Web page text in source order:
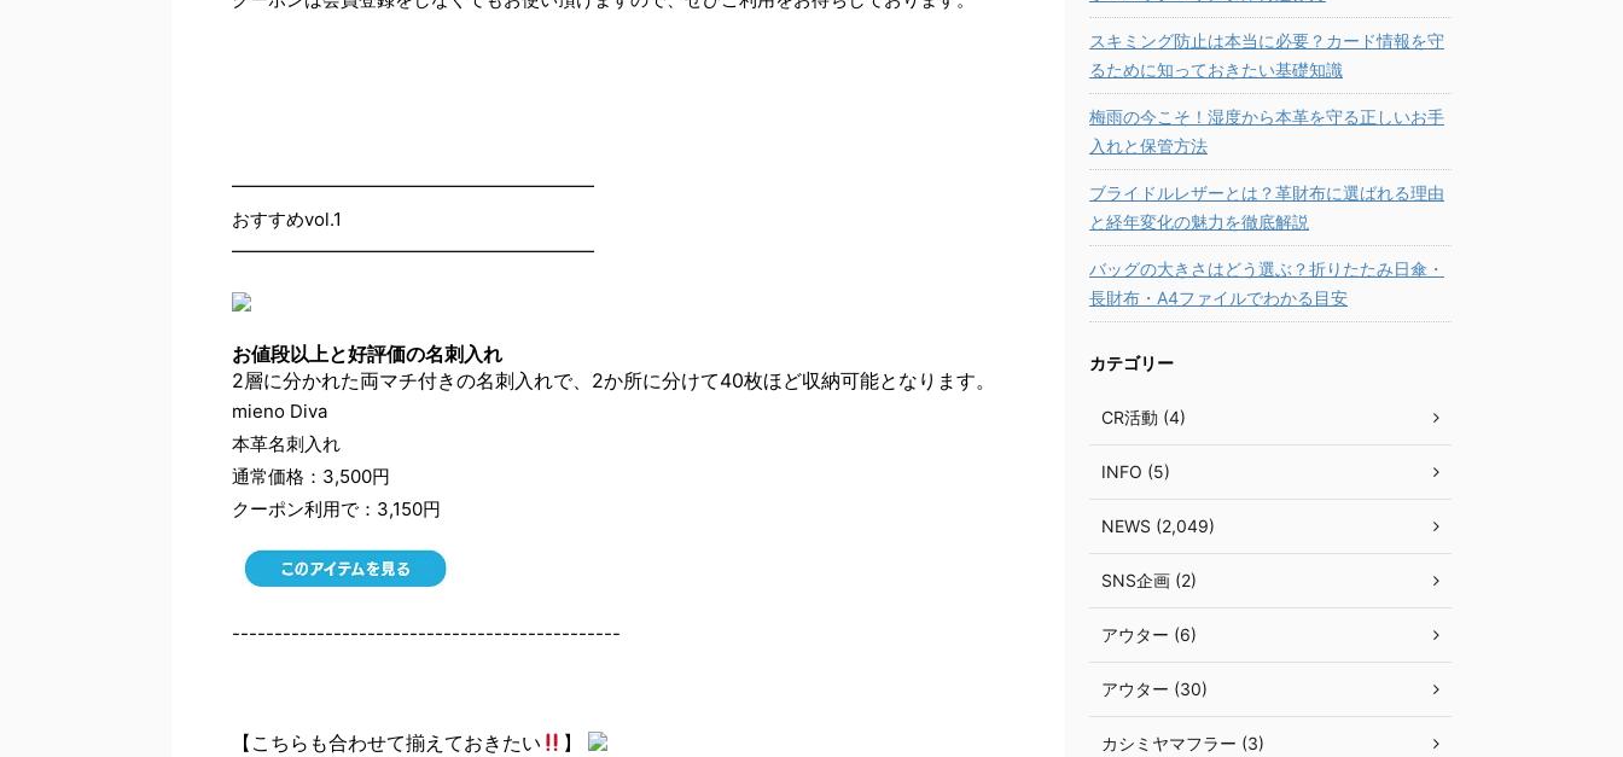
━━━━━━━━━━━━━━━━━━━━
おすすめvol.1
━━━━━━━━━━━━━━━━━━━━
お値段以上と好評価の名刺入れ
2層に分かれた両マチ付きの名刺入れで、2か所に分けて40枚ほど収納可能となります。
mieno Diva
本革名刺入れ
通常価格：3,500円
クーポン利用で：3,150円
----------------------------------------------
【こちらも合わせて揃えておきたい 】
スキミング防止は本当に必要？カード情報を守
るために知っておきたい基礎知識
梅雨の今こそ！湿度から本革を守る正しいお手
入れと保管方法
ブライドルレザーとは？革財布に選ばれる理由
と経年変化の魅力を徹底解説
バッグの大きさはどう選ぶ？折りたたみ日傘・
長財布・A4ファイルでわかる目安
カテゴリー
CR活動 (4)
INFO (5)
NEWS (2,049)
SNS企画 (2)
アウター (6)
アウター (30)
カシミヤマフラー (3)